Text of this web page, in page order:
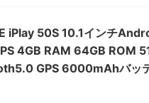
iPlay 50S 10.1インチ
4GB RAM 64GB ROM
GPS 6000mAhバッ